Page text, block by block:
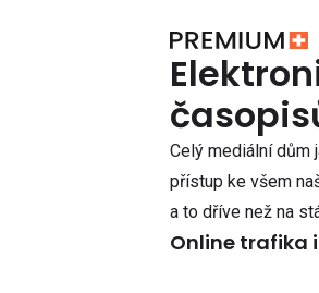
Celý mediální dům
přístup ke všem
a to dříve než na
Online trafika